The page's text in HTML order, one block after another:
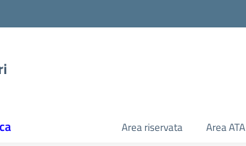
Area riservata Area ATA